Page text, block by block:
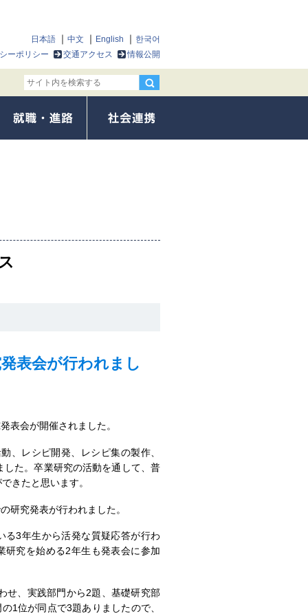
日本語 中文 English
한국어
ーポリシー
交通アクセス 情報公開
表会が行われまし
会が開催されました。
レシピ開発、レシピ集の製作、
た。卒業研究の活動を通して、普
きたと思います。
究発表が行われました。
3年生から活発な質疑応答が行わ
研究を始める2年生も発表会に参加
、実践部門から2題、基礎研究部
1位が同点で3題ありましたので、